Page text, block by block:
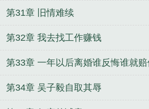
第31章 旧情难续
第32章 我去找工作赚钱
第33章 一年以后离婚谁反悔谁就
第34章 吴子毅自取其辱